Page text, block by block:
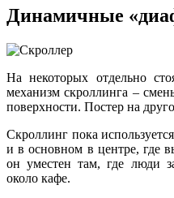
Динамичные
На некоторых отдельно
механизм скроллинга –
поверхности. Постер на
Скроллинг пока
и в основном в центре, где
он уместен там, где люди
около кафе.